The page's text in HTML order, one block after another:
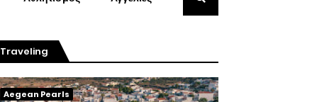
Traveling
Aegean Pearls